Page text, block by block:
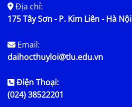
Địa chỉ:
175 Tây Sơn - P. Kim Liên - Hà Nội
Email:
daihocthuyloi@tlu.edu.vn
Điện Thoại:
(024) 38522201